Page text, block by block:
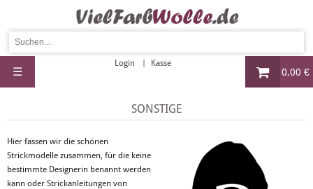
0,00 €
Login Kasse
☰
SONSTIGE
Hier fassen wir die schönen
Strickmodelle zusammen, für die keine
bestimmte Designerin benannt werden
kann oder Strickanleitungen von